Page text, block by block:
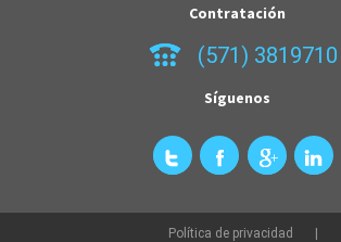
Contratación
(571) 3819710
Síguenos
Política de privacidad